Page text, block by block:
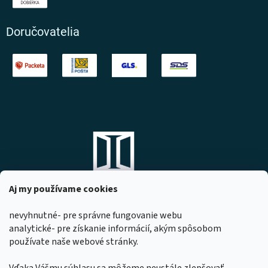
Aj my používame cookies
nevyhnutné- pre správne fungovanie webu
analytické- pre získanie informácií, akým spôsobom
používate naše webové stránky.
Doručovatelia
DOMOVO s.r.o.
Komárňanská 167
947 01 Hurbanovo